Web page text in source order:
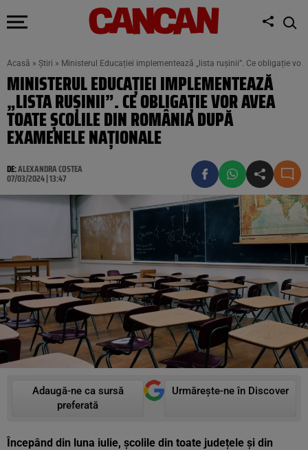
Acasă » Știri » Ministerul Educației implementează „lista rușinii”. Ce obligație
MINISTERUL EDUCAȚIEI IMPLEMENTEAZĂ
„LISTA RUȘINII”. CE OBLIGAȚIE VOR AVEA
TOATE ȘCOLILE DIN ROMÂNIA DUPĂ
EXAMENELE NAȚIONALE
DE:ALEXANDRA COSTEA
07/03/2024 | 13:47
Adaugă-ne ca sursă
preferată
Urmărește-ne în Discover
Începând din luna iulie, școlile din toate județele și din